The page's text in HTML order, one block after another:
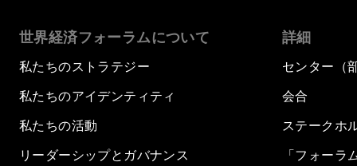
世界経済フォーラムについて
私たちのストラテジー
私たちのアイデンティティ
私たちの活動
リーダーシップとガバナンス
詳細
センター（
会合
ステークホ
「フォーラ